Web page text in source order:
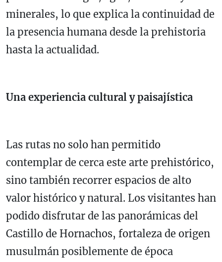
minerales, lo que explica la continuidad de
la presencia humana desde la prehistoria
hasta la actualidad.
Una experiencia cultural y paisajística
Las rutas no solo han permitido
contemplar de cerca este arte prehistórico,
sino también recorrer espacios de alto
valor histórico y natural. Los visitantes han
podido disfrutar de las panorámicas del
Castillo de Hornachos, fortaleza de origen
musulmán posiblemente de época